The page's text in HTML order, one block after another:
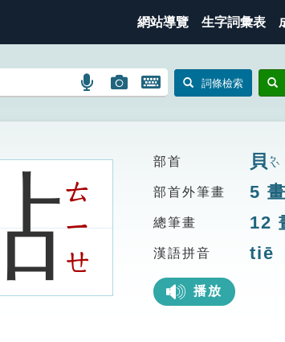
網站導覽 生字詞彙表
語
搜
圖
圖
搜
開
鍵
圖
詞條檢索
ㄊ
ㄧ
ㄝ
部首 貝 ㄅㄟˋ
部首外筆畫 5 畫
總筆畫 12
漢語拼音 tiē
播放